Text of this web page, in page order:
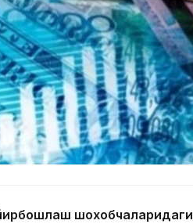
шохобчаларидаги